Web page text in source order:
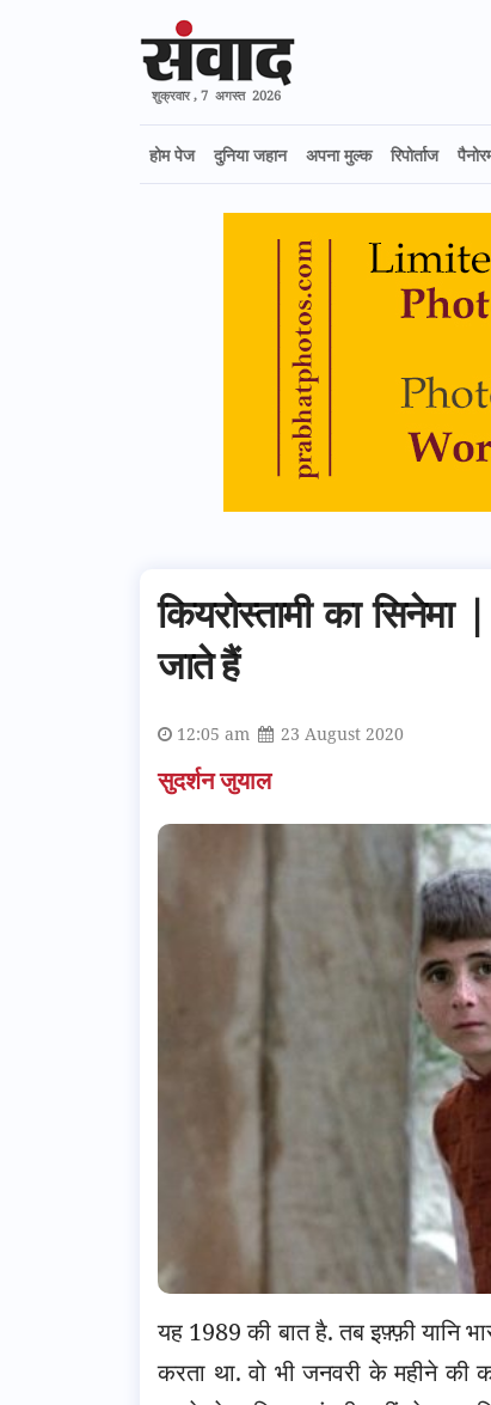
शुक्रवार , 7 अगस्त 2026
होम पेज दुनिया जहान अपना मुल्क रिपोर्ताज
कियरोस्तामी का
जाते हैं
12:05 am 23 August 2020
सुदर्शन जुयाल
यह 1989 की बात है. तब इफ़्फ़ी यानि
करता था. वो भी जनवरी के महीने